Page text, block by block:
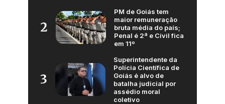
2
PM de Goiás tem
maior remuneração
bruta média do país;
Penal é 2ª e Civil fica
em 11º
3
Superintendente da
Polícia Científica de
Goiás é alvo de
batalha judicial por
assédio moral
coletivo